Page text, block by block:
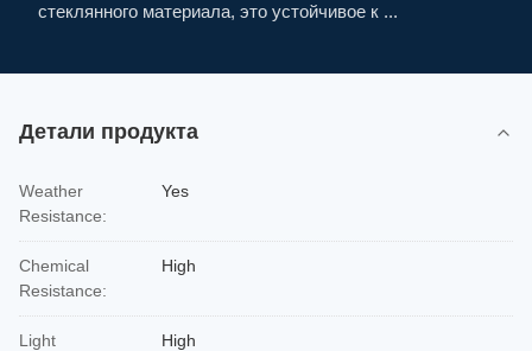
стеклянного материала, это устойчивое к ...
Детали продукта
Weather
Resistance:
Yes
Chemical
Resistance:
High
Light
High